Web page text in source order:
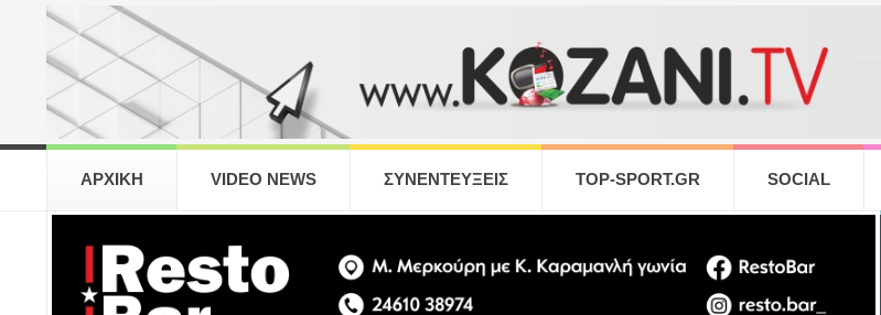
ΑΡΧΙΚΗ VIDEO NEWS ΣΥΝΕΝΤΕΥΞΕΙΣ TOP-SPORT.GR SOCIAL